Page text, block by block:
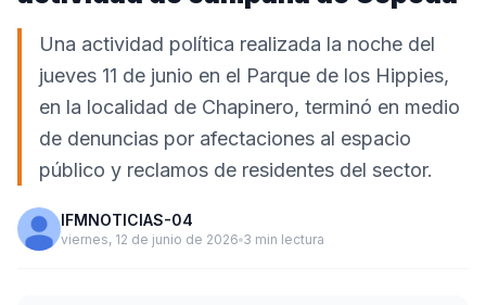
Una actividad política realizada la noche del
jueves 11 de junio en el Parque de los Hippies,
en la localidad de Chapinero, terminó en medio
de denuncias por afectaciones al espacio
público y reclamos de residentes del sector.
IFMNOTICIAS-04
viernes, 12 de junio de 2026 3 min lectura